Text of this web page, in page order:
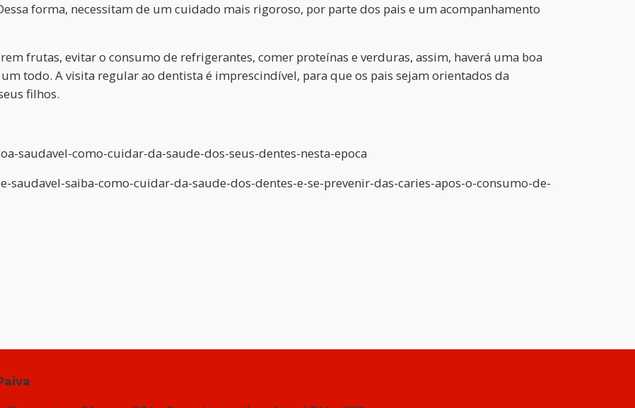
forma, necessitam de um cuidado mais rigoroso, por parte dos pais e um acompanhamento
frutas, evitar o consumo de refrigerantes, comer proteínas e verduras, assim, haverá uma boa
todo. A visita regular ao dentista é imprescindível, para que os pais sejam orientados da
filhos.
saudavel-como-cuidar-da-saude-dos-seus-dentes-nesta-epoca
saiba-como-cuidar-da-saude-dos-dentes-e-se-prevenir-das-caries-apos-o-consumo-de-